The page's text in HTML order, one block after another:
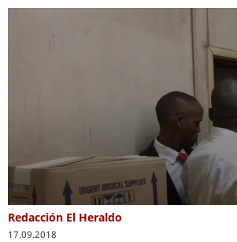
Redacción El Heraldo
17.09.2018